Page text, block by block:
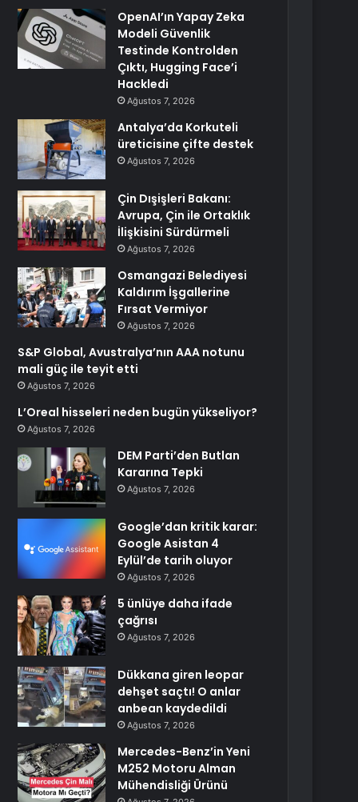
OpenAI’ın Yapay Zeka
Modeli Güvenlik
Testinde Kontrolden
Çıktı, Hugging Face’i
Hackledi
Ağustos 7, 2026
Antalya’da Korkuteli
üreticisine çifte destek
Ağustos 7, 2026
Çin Dışişleri Bakanı:
Avrupa, Çin ile Ortaklık
İlişkisini Sürdürmeli
Ağustos 7, 2026
Osmangazi Belediyesi
Kaldırım İşgallerine
Fırsat Vermiyor
Ağustos 7, 2026
S&P Global, Avustralya’nın AAA notunu
mali güç ile teyit etti
Ağustos 7, 2026
L’Oreal hisseleri neden bugün yükseliyor?
Ağustos 7, 2026
DEM Parti’den Butlan
Kararına Tepki
Ağustos 7, 2026
Google’dan kritik karar:
Google Asistan 4
Eylül’de tarih oluyor
Ağustos 7, 2026
5 ünlüye daha ifade
çağrısı
Ağustos 7, 2026
Dükkana giren leopar
dehşet saçtı! O anlar
anbean kaydedildi
Ağustos 7, 2026
Mercedes-Benz’in Yeni
M252 Motoru Alman
Mühendisliği Ürünü